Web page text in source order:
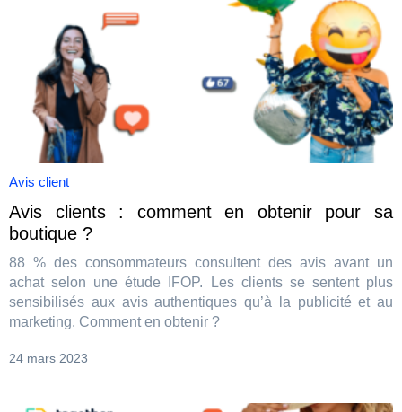
Avis client
Avis clients : comment en obtenir pour sa
boutique ?
88 % des consommateurs consultent des avis avant un
achat selon une étude IFOP. Les clients se sentent plus
sensibilisés aux avis authentiques qu’à la publicité et au
marketing. Comment en obtenir ?
24 mars 2023